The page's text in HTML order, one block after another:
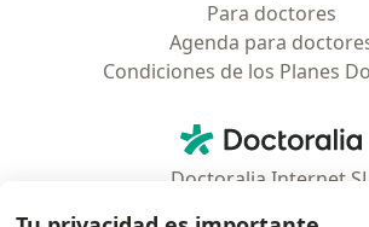
Para doctores
Agenda para
Condiciones de los Planes
Doctoralia -
Doctoralia Internet SL